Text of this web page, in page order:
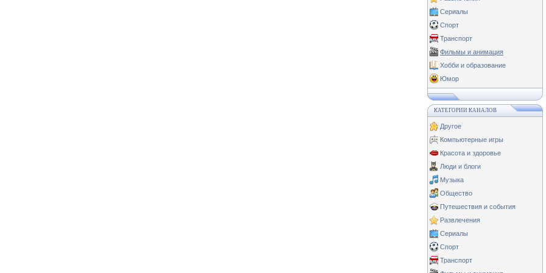
Сериалы
Спорт
Транспорт
Фильмы и анимация
Хобби и образование
Юмор
КАТЕГОРИИ КАНАЛОВ
Другое
Компьютерные игры
Красота и здоровье
Люди и блоги
Музыка
Общество
Путешествия и события
Развлечения
Сериалы
Спорт
Транспорт